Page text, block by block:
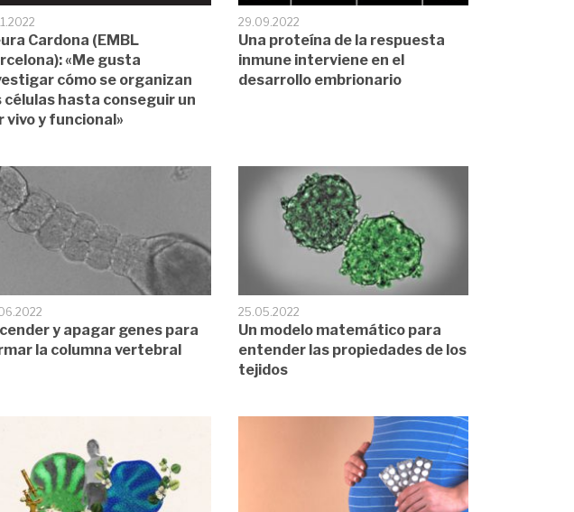
Cardona (EMBL
«Me gusta
cómo se organizan
células hasta conseguir un
vivo y funcional»
29.09.2022
Una proteína de la respuesta
inmune interviene en el
desarrollo embrionario
y apagar genes para
la columna vertebral
25.05.2022
Un modelo matemático para
entender las propiedades de los
tejidos